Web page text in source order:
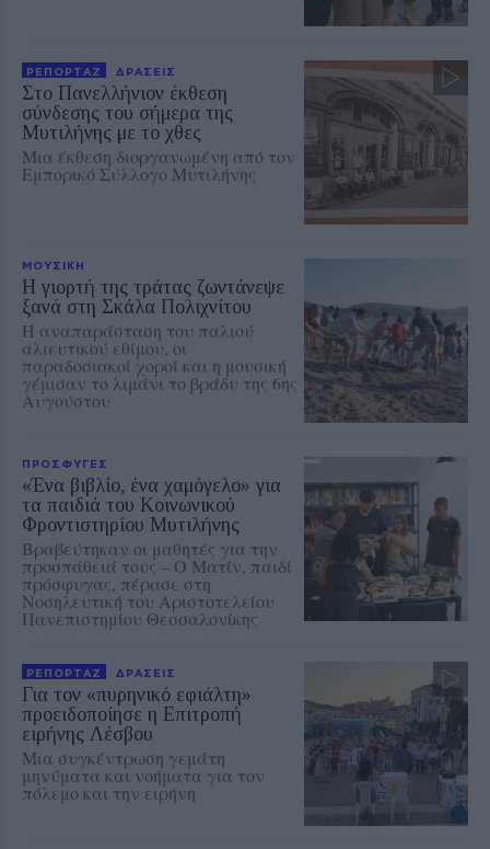
ΡΕΠΟΡΤΑΖ ΔΡΑΣΕΙΣ
Στο Πανελλήνιον έκθεση
σύνδεσης του σήμερα της
Μυτιλήνης με το χθες
Μια έκθεση διοργανωμένη από τον
Εμπορικό Σύλλογο Μυτιλήνης
ΜΟΥΣΙΚΗ
Η γιορτή της τράτας ζωντάνεψε
ξανά στη Σκάλα Πολιχνίτου
Η αναπαράσταση του παλιού
αλιευτικού εθίμου, οι
παραδοσιακοί χοροί και η μουσική
γέμισαν το λιμάνι το βράδυ της 6ης
Αυγούστου
ΠΡΟΣΦΥΓΕΣ
«Ένα βιβλίο, ένα χαμόγελο» για
τα παιδιά του Κοινωνικού
Φροντιστηρίου Μυτιλήνης
Βραβεύτηκαν οι μαθητές για την
προσπάθειά τους – Ο Ματίν, παιδί
πρόσφυγας, πέρασε στη
Νοσηλευτική του Αριστοτελείου
Πανεπιστημίου Θεσσαλονίκης
ΡΕΠΟΡΤΑΖ ΔΡΑΣΕΙΣ
Για τον «πυρηνικό εφιάλτη»
προειδοποίησε η Επιτροπή
ειρήνης Λέσβου
Μια συγκέντρωση γεμάτη
μηνύματα και νοήματα για τον
πόλεμο και την ειρήνη